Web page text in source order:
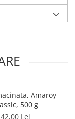
Amaroy
500 g
42,00 Lei